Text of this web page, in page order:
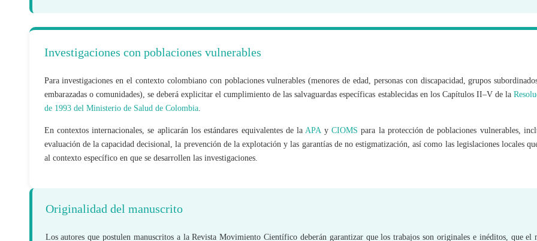
Investigaciones con poblaciones vulnerables
Para investigaciones en el contexto colombiano con poblaciones vulnerables (menores de edad, personas con discapacidad, grupos
embarazadas o comunidades), se deberá explicitar el cumplimiento de las salvaguardas específicas establecidas en los Capítulos II–V de la
de 1993 del Ministerio de Salud de Colombia.
En contextos internacionales, se aplicarán los estándares equivalentes de la APA y CIOMSpara la protección de poblaciones vulnerables,
evaluación de la capacidad decisional, la prevención de la explotación y las garantías de no estigmatización, así como las legislaciones locales
al contexto específico en que se desarrollen las investigaciones.
Originalidad del manuscrito
Los autores que postulen manuscritos a la Revista Movimiento Científico deberán garantizar que los trabajos son originales e inéditos, que el